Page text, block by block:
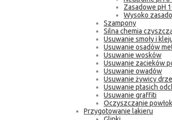
Zasadowe pH
Wysoko
Szampony
Silna chemia
Usuwanie smoły i
Usuwanie osadów
Usuwanie wosków
Usuwanie zacieków
Usuwanie owadów
Usuwanie żywicy
Usuwanie ptasich
Usuwanie graffiti
Oczyszczanie powłok
Przygotowanie lakieru